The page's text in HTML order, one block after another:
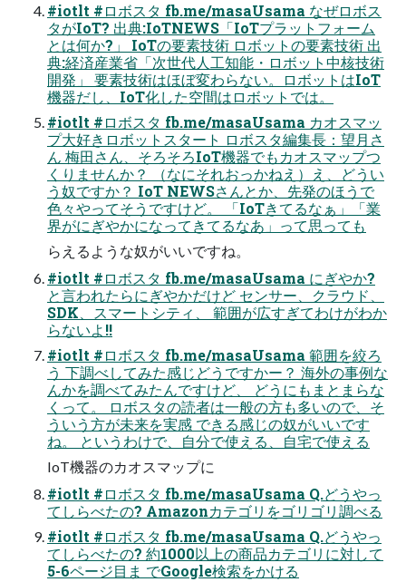
#iotlt #ロボスタ fb.me/masaUsama なぜロボス
タがIoT? 出典:IoTNEWS「IoTプラットフォーム
とは何か?」 IoTの要素技術 ロボットの要素技術 出
典:経済産業省「次世代人工知能・ロボット中核技術
開発」 要素技術はほぼ変わらない。ロボットはIoT
機器だし、IoT化した空間はロボットでは。
#iotlt #ロボスタ fb.me/masaUsama カオスマッ
プ大好きロボットスタート ロボスタ編集長：望月さ
ん 梅田さん、そろそろIoT機器でもカオスマップつ
くりませんか？ （なにそれおっかねえ）え、どうい
う奴ですか？ IoT NEWSさんとか、先発のほうで
色々やってそうですけど。 「IoTきてるなぁ」「業
界がにぎやかになってきてるなあ」って思っても
らえるような奴がいいですね。
#iotlt #ロボスタ fb.me/masaUsama にぎやか?
と言われたらにぎやかだけど センサー、クラウド、
SDK、スマートシティ、 範囲が広すぎてわけがわか
らないよ!!
#iotlt #ロボスタ fb.me/masaUsama 範囲を絞ろ
う 下調べしてみた感じどうですかー？ 海外の事例な
んかを調べてみたんですけど、 どうにもまとまらな
くって。 ロボスタの読者は一般の方も多いので、そ
ういう方が未来を実感 できる感じの奴がいいです
ね。 というわけで、自分で使える、自宅で使える
IoT機器のカオスマップに
#iotlt #ロボスタ fb.me/masaUsama Q.どうやっ
てしらべたの? Amazonカテゴリをゴリゴリ調べる
#iotlt #ロボスタ fb.me/masaUsama Q.どうやっ
てしらべたの? 約1000以上の商品カテゴリに対して
5-6ページ目ま でGoogle検索をかける